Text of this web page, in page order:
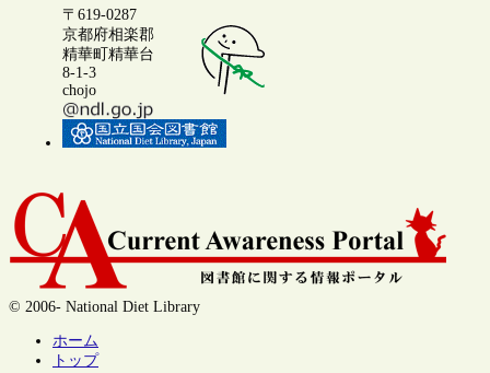
〒619-0287
京都府相楽郡
精華町精華台
8-1-3
chojo
© 2006- National Diet Library
ホーム
トップ